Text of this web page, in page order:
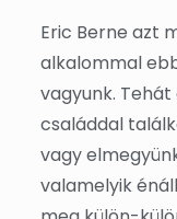
Eric Berne azt
alkalommal
vagyunk.
családdal
vagy
valamelyik